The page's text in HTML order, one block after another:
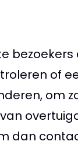
of
om
dan